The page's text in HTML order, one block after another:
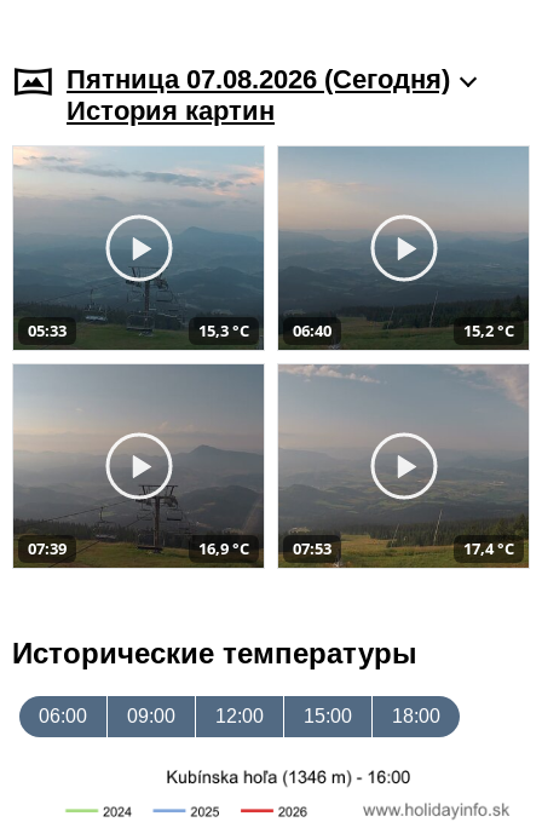
Пятница 07.08.2026 (Cегодня)
История картин
05:33 15,3 °C 06:40 15,2 °C
07:39 16,9 °C 07:53 17,4 °C
Исторические температуры
06:00 09:00 12:00 15:00 18:00